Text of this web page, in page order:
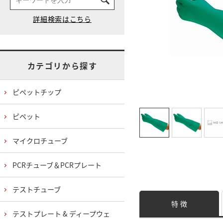
特 徴
カテゴリから探す
ピペットチップ
ピペット
マイクロチューブ
PCRチューブ＆PCRプレート
テストチューブ
テストプレート & ディープウェ